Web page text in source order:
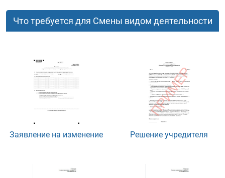
Что требуется для Смены видом деятельности
Заявление на изменение Решение учредителя